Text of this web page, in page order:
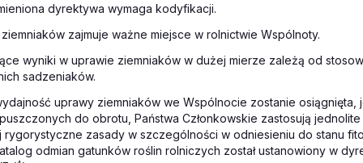
dyrektywa wymaga kodyfikacji.
zajmuje ważne miejsce w rolnictwie Wspólnoty.
wyniki w uprawie ziemniaków w dużej mierze zależą od
sadzeniaków.
uprawy ziemniaków we Wspólnocie zostanie osiągnięta,
do obrotu, Państwa Członkowskie zastosują
rygorystyczne zasady w szczególności w odniesieniu do stanu
odmian gatunków roślin rolniczych został ustanowiony w